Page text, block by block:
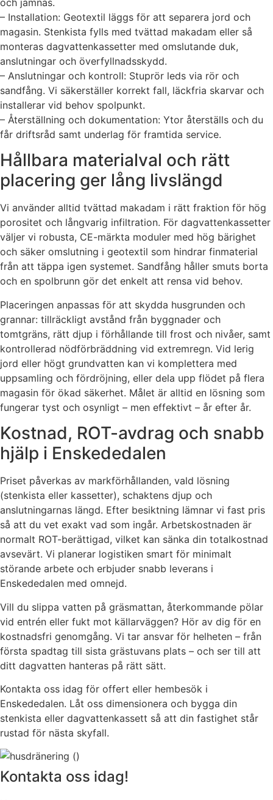
– Installation: Geotextil läggs för att separera jord och
magasin. Stenkista fylls med tvättad makadam eller så
monteras dagvattenkassetter med omslutande duk,
anslutningar och överfyllnadsskydd.
– Anslutningar och kontroll: Stuprör leds via rör och
sandfång. Vi säkerställer korrekt fall, läckfria skarvar och
installerar vid behov spolpunkt.
– Återställning och dokumentation: Ytor återställs och du
får driftsråd samt underlag för framtida service.
Hållbara materialval och rätt
placering ger lång livslängd
Vi använder alltid tvättad makadam i rätt fraktion för hög
porositet och långvarig infiltration. För dagvattenkassetter
väljer vi robusta, CE-märkta moduler med hög bärighet
och säker omslutning i geotextil som hindrar finmaterial
från att täppa igen systemet. Sandfång håller smuts borta
och en spolbrunn gör det enkelt att rensa vid behov.
Placeringen anpassas för att skydda husgrunden och
grannar: tillräckligt avstånd från byggnader och
tomtgräns, rätt djup i förhållande till frost och nivåer, samt
kontrollerad nödförbräddning vid extremregn. Vid lerig
jord eller högt grundvatten kan vi komplettera med
uppsamling och fördröjning, eller dela upp flödet på flera
magasin för ökad säkerhet. Målet är alltid en lösning som
fungerar tyst och osynligt – men effektivt – år efter år.
Kostnad, ROT-avdrag och snabb
hjälp i Enskededalen
Priset påverkas av markförhållanden, vald lösning
(stenkista eller kassetter), schaktens djup och
anslutningarnas längd. Efter besiktning lämnar vi fast pris
så att du vet exakt vad som ingår. Arbetskostnaden är
normalt ROT-berättigad, vilket kan sänka din totalkostnad
avsevärt. Vi planerar logistiken smart för minimalt
störande arbete och erbjuder snabb leverans i
Enskededalen med omnejd.
Vill du slippa vatten på gräsmattan, återkommande pölar
vid entrén eller fukt mot källarväggen? Hör av dig för en
kostnadsfri genomgång. Vi tar ansvar för helheten – från
första spadtag till sista grästuvans plats – och ser till att
ditt dagvatten hanteras på rätt sätt.
Kontakta oss idag för offert eller hembesök i
Enskededalen. Låt oss dimensionera och bygga din
stenkista eller dagvattenkassett så att din fastighet står
rustad för nästa skyfall.
Kontakta oss idag!